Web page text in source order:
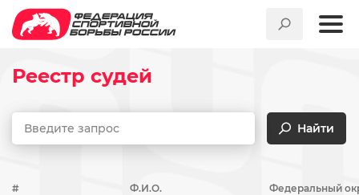
Реестр судей
Найти
# Ф.И.О. Федеральный